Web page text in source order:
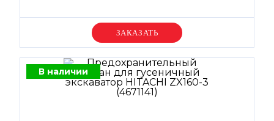
Уточняйте цену
В наличии